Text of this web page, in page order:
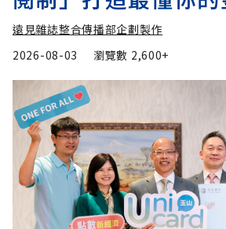
遠見雜誌整合傳播部企劃製作
2026-08-03
瀏覽數 2,600+